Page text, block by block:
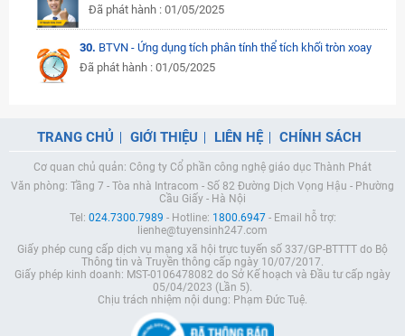
Đã phát hành : 01/05/2025
30. BTVN - Ứng dụng tích phân tính thể tích khối tròn xoay
Đã phát hành : 01/05/2025
TRANG CHỦ GIỚI THIỆU LIÊN HỆ CHÍNH SÁCH
Cơ quan chủ quản: Công ty Cổ phần công nghệ giáo dục Thành Phát
Văn phòng: Tầng 7 - Tòa nhà Intracom - Số 82 Đường Dịch Vọng Hậu - Phường
Cầu Giấy - Hà Nội
Tel: 024.7300.7989 - Hotline: 1800.6947- Email hỗ trợ:
lienhe@tuyensinh247.com
Giấy phép cung cấp dịch vụ mạng xã hội trực tuyến số 337/GP-BTTTT do Bộ
Thông tin và Truyền thông cấp ngày 10/07/2017.
Giấy phép kinh doanh: MST-0106478082 do Sở Kế hoạch và Đầu tư cấp ngày
05/04/2023 (Lần 5).
Chịu trách nhiệm nội dung: Phạm Đức Tuệ.